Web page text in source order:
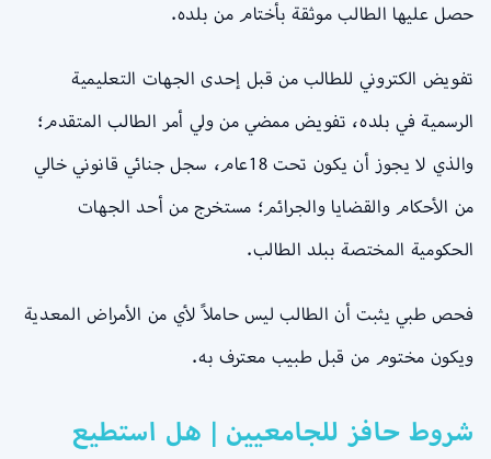
حصل عليها الطالب موثقة بأختام من بلده.
تفويض الكتروني للطالب من قبل إحدى الجهات التعليمية
الرسمية في بلده، تفويض ممضي من ولي أمر الطالب المتقدم؛
والذي لا يجوز أن يكون تحت 18عام، سجل جنائي قانوني خالي
من الأحكام والقضايا والجرائم؛ مستخرج من أحد الجهات
الحكومية المختصة ببلد الطالب.
فحص طبي يثبت أن الطالب ليس حاملاً لأي من الأمراض المعدية
ويكون مختوم من قبل طبيب معترف به.
شروط حافز للجامعيين | هل استطيع